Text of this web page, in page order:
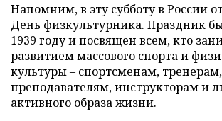
Напомним, в эту субботу в России
День физкультурника. Праздник
1939 году и посвящен всем, кто
развитием массового спорта и
культуры – спортсменам, тренерам,
преподавателям, инструкторам и
активного образа жизни.